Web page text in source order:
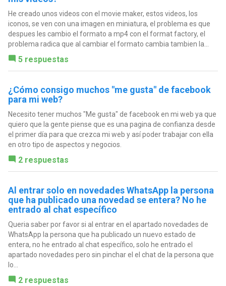
He creado unos videos con el movie maker, estos videos, los
iconos, se ven con una imagen en miniatura, el problema es que
despues les cambio el formato a mp4 con el format factory, el
problema radica que al cambiar el formato cambia tambien la...
5 respuestas
¿Cómo consigo muchos "me gusta" de facebook
para mi web?
Necesito tener muchos "Me gusta" de facebook en mi web ya que
quiero que la gente piense que es una pagina de confianza desde
el primer día para que crezca mi web y así poder trabajar con ella
en otro tipo de aspectos y negocios.
2 respuestas
Al entrar solo en novedades WhatsApp la persona
que ha publicado una novedad se entera? No he
entrado al chat específico
Queria saber por favor si al entrar en el apartado novedades de
WhatsApp la persona que ha publicado un nuevo estado de
entera, no he entrado al chat específico, solo he entrado el
apartado novedades pero sin pinchar el el chat de la persona que
lo...
2 respuestas